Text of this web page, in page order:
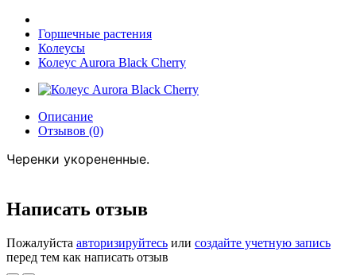
Горшечные растения
Колеусы
Колеус Aurora Black Cherry
Описание
Отзывов (0)
Черенки укорененные.
Написать отзыв
Пожалуйста авторизируйтесь или создайте учетную запись
перед тем как написать отзыв